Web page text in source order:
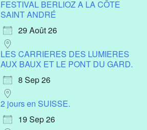
FESTIVAL BERLIOZ A LA CÔTE
SAINT ANDRÉ
29 Août 26
LES CARRIERES DES LUMIERES
AUX BAUX ET LE PONT DU GARD.
8 Sep 26
2 jours en SUISSE.
19 Sep 26